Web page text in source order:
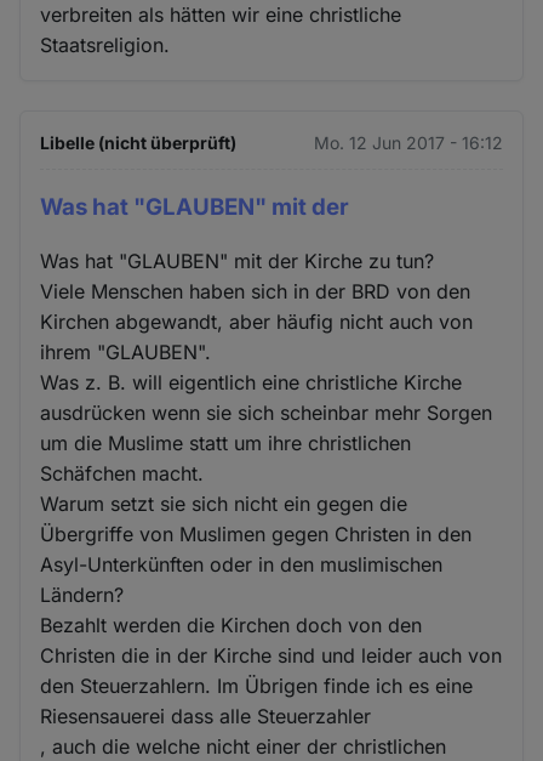
verbreiten als hätten wir eine christliche
Staatsreligion.
Libelle (nicht überprüft) Mo. 12 Jun 2017 - 16:12
Was hat "GLAUBEN" mit der
Was hat "GLAUBEN" mit der Kirche zu tun?
Viele Menschen haben sich in der BRD von den
Kirchen abgewandt, aber häufig nicht auch von
ihrem "GLAUBEN".
Was z. B. will eigentlich eine christliche Kirche
ausdrücken wenn sie sich scheinbar mehr Sorgen
um die Muslime statt um ihre christlichen
Schäfchen macht.
Warum setzt sie sich nicht ein gegen die
Übergriffe von Muslimen gegen Christen in den
Asyl-Unterkünften oder in den muslimischen
Ländern?
Bezahlt werden die Kirchen doch von den
Christen die in der Kirche sind und leider auch von
den Steuerzahlern. Im Übrigen finde ich es eine
Riesensauerei dass alle Steuerzahler
, auch die welche nicht einer der christlichen